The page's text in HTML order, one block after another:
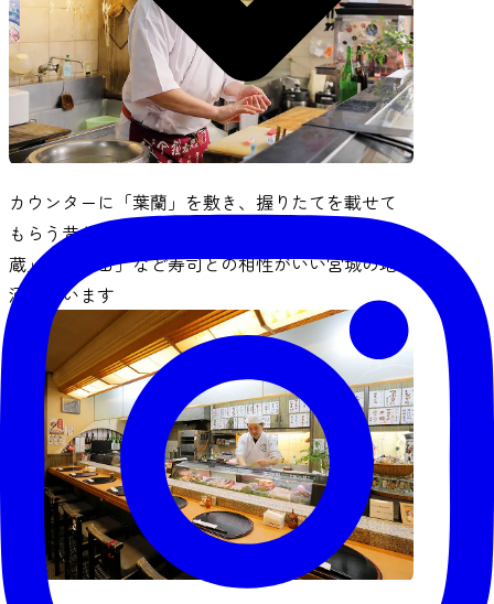
カウンターに「葉蘭」を敷き、握りたてを載せて
もらう昔ながらの寿司屋の風景も魅力。「一ノ
蔵」や「勝山」など寿司との相性がいい宮城の地
酒も揃います